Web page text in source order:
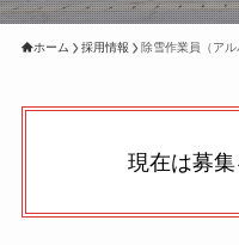
ホーム 採用情報 除雪作業員（アル
現在は募